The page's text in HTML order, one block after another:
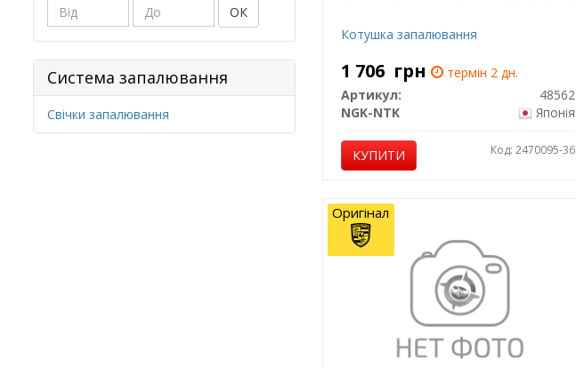
ОК
Система запалювання
Свічки запалювання
Котушка запалювання
1 706 грн
термін 2 дн.
Артикул:
48562
NGK-NTK
Японія
КУПИТИ Код: 2470095-36
Оригінал